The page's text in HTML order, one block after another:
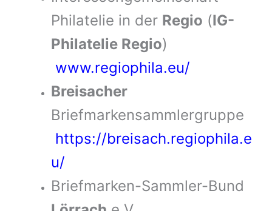
Philatelie in der Regio (IG-
Philatelie Regio)
www.regiophila.eu/
Breisacher
Briefmarkensammlergruppe
https://breisach.regiophila.e
u/
Briefmarken-Sammler-Bund